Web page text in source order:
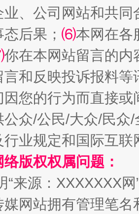
，一次搞定
上好声名
、公司网站和共
后果； ⑹本网在各
你在本网站留言的内
言和反映投诉报料
因您的行为而直接
公众/公民/大众/民
业规定和国际互
版权权属问题：
“来源：XXXXXXX
媒网站拥有管理笔